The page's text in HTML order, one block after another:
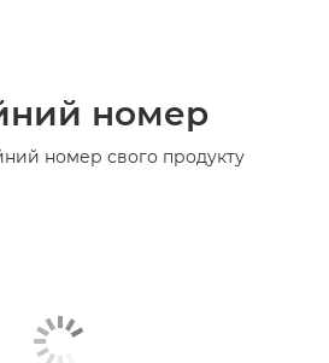
номер
номер свого продукту